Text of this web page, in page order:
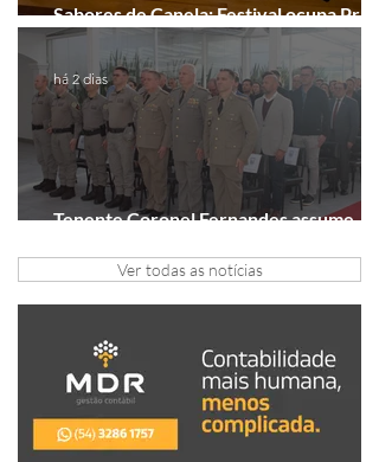
Sabores de Canela: Festival ocupa Praça
João Corrêa em setembro
Tenente Coronel Fernandes assume
há 2 dias
Ver todas as notícias